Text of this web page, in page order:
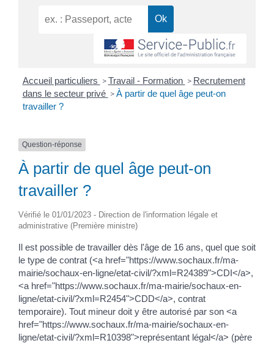
Accueil particuliers > Travail - Formation > Recrutement
dans le secteur privé > À partir de quel âge peut-on
travailler ?
Question-réponse
À partir de quel âge peut-on
travailler ?
Vérifié le 01/01/2023 - Direction de l'information légale et
administrative (Première ministre)
Il est possible de travailler dès l'âge de 16 ans, quel que soit
le type de contrat (<a href="https://www.sochaux.fr/ma-
mairie/sochaux-en-ligne/etat-civil/?xml=R24389">CDI</a>,
<a href="https://www.sochaux.fr/ma-mairie/sochaux-en-
ligne/etat-civil/?xml=R2454">CDD</a>, contrat
temporaire). Tout mineur doit y être autorisé par son <a
href="https://www.sochaux.fr/ma-mairie/sochaux-en-
ligne/etat-civil/?xml=R10398">représentant légal</a> (père